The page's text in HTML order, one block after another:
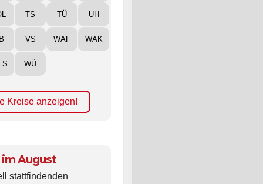
TS TÜ UH
VS WAF WAK
WÜ
Kreise anzeigen!
August
stattfindenden